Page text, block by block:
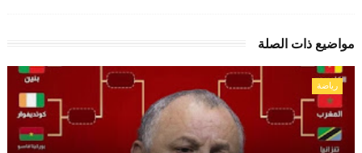
مواضيع ذات الصلة
رياضة